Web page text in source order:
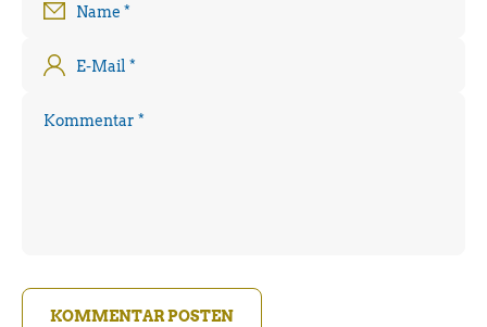
Name *
E-Mail *
Kommentar *
KOMMENTAR POSTEN